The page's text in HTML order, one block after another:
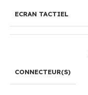
ECRAN TACTIEL
CONNECTEUR(S)